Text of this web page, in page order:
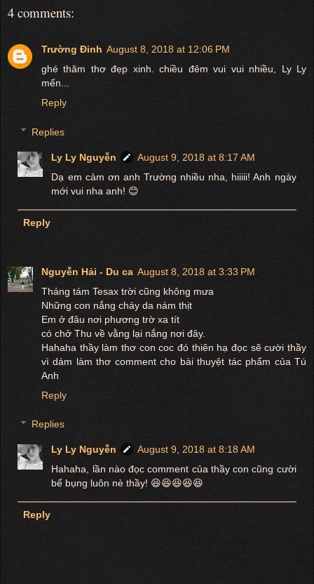
4 comments:
Trường Đinh August 8, 2018 at 12:06 PM
ghé thăm thơ đẹp xinh. chiều đêm vui vui nhiều, Ly Ly
mến...
Reply
Replies
Ly Ly Nguyễn
August 9, 2018 at 8:17 AM
Dạ em cảm ơn anh Trường nhiều nha, hiiiii! Anh ngày
mới vui nha anh! 😊
Reply
Nguyễn Hải - Du ca August 8, 2018 at 3:33 PM
Tháng tám Tesax trời cũng không mưa
Những con nắng cháy da nám thịt
Em ở đâu nơi phương trờ xa tít
có chở Thu về vằng lại nắng nơi đây.
Hahaha thầy làm thơ con coc đó thiên hạ đọc sẽ cười thầy
vì dám làm thơ comment cho bài thuyệt tác phẩm của Tú
Anh
Reply
Replies
Ly Ly Nguyễn
August 9, 2018 at 8:18 AM
Hahaha, lần nào đọc comment của thầy con cũng cười
bể bụng luôn nè thầy! 😆😆😆😆😆
Reply